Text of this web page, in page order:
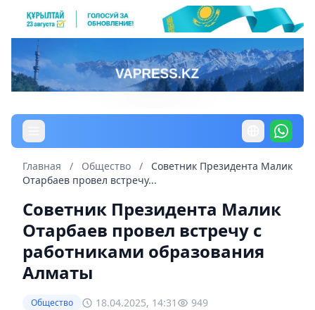
Главная / Общество /
Советник Президента Малик
Отарбаев провел встречу...
Советник Президента Малик
Отарбаев провел встречу с
работниками образования
Алматы
Общество 18.04.2025, 14:31 949